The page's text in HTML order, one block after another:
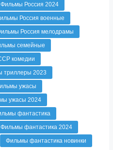
Фильмы Россия 2024
Россия военные
Россия мелодрамы
семейные
комедии
триллеры 2023
ужасы
ужасы 2024
фантастика
Фильмы фантастика 2024
Фильмы фантастика новинки